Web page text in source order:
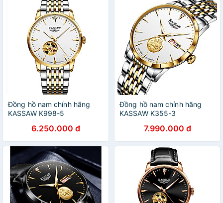
Đồng hồ nam chính hãng
KASSAW K998-5
6.250.000 đ
Đồng hồ nam chính hãng
KASSAW K355-3
7.990.000 đ